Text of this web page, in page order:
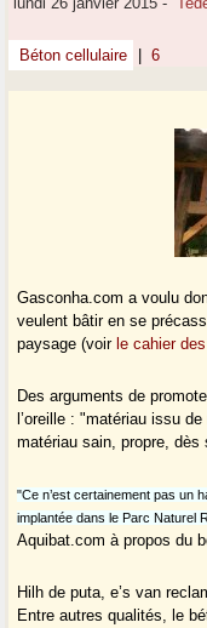
Béton cellulaire 6
Gasconha.com a voulu
veulent bâtir en se
paysage (voir le cahier
Des arguments de
l’oreille : "matériau issu
matériau sain, propre, dès
"Ce n’est certainement pas un
implantée dans le Parc Naturel
Aquibat.com à propos du
Hilh de puta, e’s van
Entre autres qualités, le